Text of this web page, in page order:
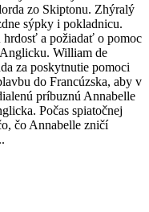
zo Skiptonu. Zhýralý
sýpky i pokladnicu.
hrdosť a požiadať o pomoc
William de
za poskytnutie pomoci
do Francúzska, aby v
príbuznú Annabelle
Počas spiatočnej
čo Annabelle zničí